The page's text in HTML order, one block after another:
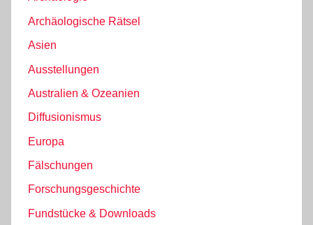
Archäologische Rätsel
Asien
Ausstellungen
Australien & Ozeanien
Diffusionismus
Europa
Fälschungen
Forschungsgeschichte
Fundstücke & Downloads